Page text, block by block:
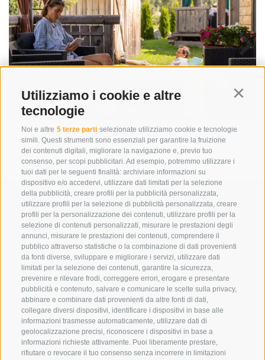
Utilizziamo i cookie e altre
tecnologie
Noi e altre 5 terze parti selezionate utilizziamo cookie e tecnologie
simili. Questi strumenti sono essenziali per garantire la fruizione
dei contenuti digitali, migliorare la navigazione e, previo tuo
consenso, per scopi pubblicitari. Ad esempio, potremmo utilizzare i
tuoi dati per le seguenti finalità: archiviare informazioni su
dispositivo e/o accedervi, utilizzare dati limitati per la selezione
della pubblicità, creare profili per la pubblicità personalizzata,
utilizzare profili per la selezione di pubblicità personalizzata, creare
profili per la personalizzazione dei contenuti, utilizzare profili per la
selezione di contenuti personalizzati, misurare le prestazioni degli
annunci, misurare le prestazioni dei contenuti, comprendere il
pubblico attraverso statistiche o la combinazione di dati provenienti
da fonti diverse, sviluppare e migliorare i servizi, utilizzare dati
limitati per la selezione dei contenuti, garantire la sicurezza,
prevenire e rilevare frodi, correggere errori, erogare e presentare
pubblicità e contenuto, salvare e comunicare le scelte sulla privacy,
abbinare e combinare dati provenienti da altre fonti di dati,
collegare diversi dispositivi, identificare i dispositivi in base alle
informazioni trasmesse automaticamente, utilizzare dati di
geolocalizzazione precisi, riconoscere i dispositivi in base a
informazioni richieste attivamente. Puoi liberamente prestare,
rifiutare o revocare il tuo consenso senza incorrere in limitazioni
Eirl Dolomites Retreat Sappada
Borgata Cima, 133
33012 Sappada
Ud
01079250252